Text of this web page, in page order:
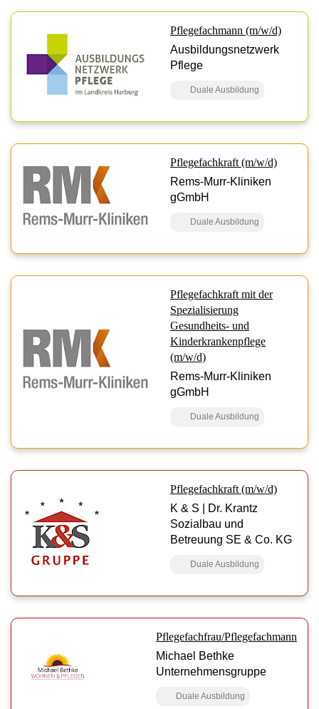
Pflegefachmann (m/w/d)
Ausbildungsnetzwerk
Pflege
Duale Ausbildung
Pflegefachkraft (m/w/d)
Rems-Murr-Kliniken
gGmbH
Duale Ausbildung
Pflegefachkraft mit der
Spezialisierung
Gesundheits- und
Kinderkrankenpflege
(m/w/d)
Rems-Murr-Kliniken
gGmbH
Duale Ausbildung
Pflegefachkraft (m/w/d)
K & S | Dr. Krantz
Sozialbau und
Betreuung SE & Co. KG
Duale Ausbildung
Pflegefachfrau/Pflegefachmann
Michael Bethke
Unternehmensgruppe
Duale Ausbildung